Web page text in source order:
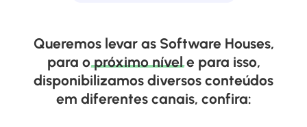
Queremos levar as Software Houses,
para opróximo nívele para isso,
disponibilizamos diversos conteúdos
em diferentes canais, confira: